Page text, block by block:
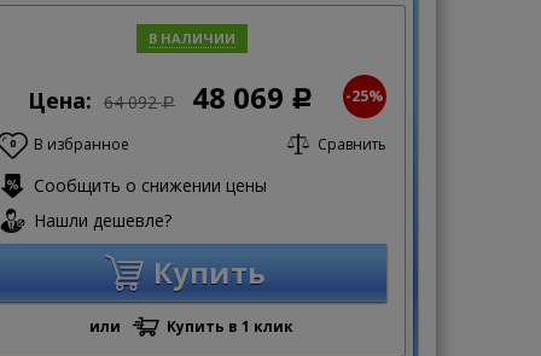
В НАЛИЧИИ
Цена: 64 092 Р 48 069 Р -25%
0 В избранное Сравнить
Сообщить о снижении цены
Нашли дешевле?
Купить
или Купить в 1 клик